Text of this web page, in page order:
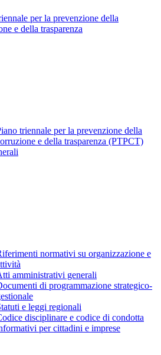
per la prevenzione della
e della trasparenza
triennale per la prevenzione della
e della trasparenza (PTPCT)
normativi su organizzazione e
amministrativi generali
di programmazione strategico-
e leggi regionali
disciplinare e codice di condotta
per cittadini e imprese